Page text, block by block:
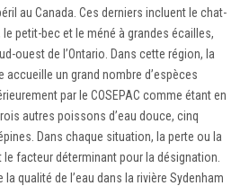
au Canada. Ces derniers incluent le chat-
petit-bec et le méné à grandes écailles,
ouest de l’Ontario. Dans cette région, la
accueille un grand nombre d’espèces
par le COSEPAC comme étant en
autres poissons d’eau douce, cinq
Dans chaque situation, la perte ou la
le facteur déterminant pour la désignation.
qualité de l’eau dans la rivière Sydenham